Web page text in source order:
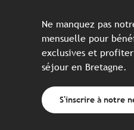
Ne manquez pas
mensuelle pour
exclusives et
séjour en Bretagne.
S'inscrire à notre